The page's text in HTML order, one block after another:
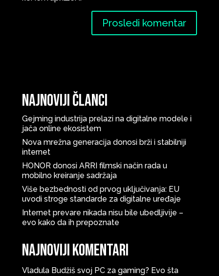
Najnoviji članci
Gejming industrija prelazi na digitalne modele i
jača online ekosistem
Nova mrežna generacija donosi brži i stabilniji
internet
HONOR donosi ARRI filmski način rada u
mobilno kreiranje sadržaja
Više bezbednosti od prvog uključivanja: EU
uvodi stroge standarde za digitalne uređaje
Internet prevare nikada nisu bile ubedljivije –
evo kako da ih prepoznate
Najnoviji komentari
Vladula Budžiš svoj PC za gaming? Evo šta